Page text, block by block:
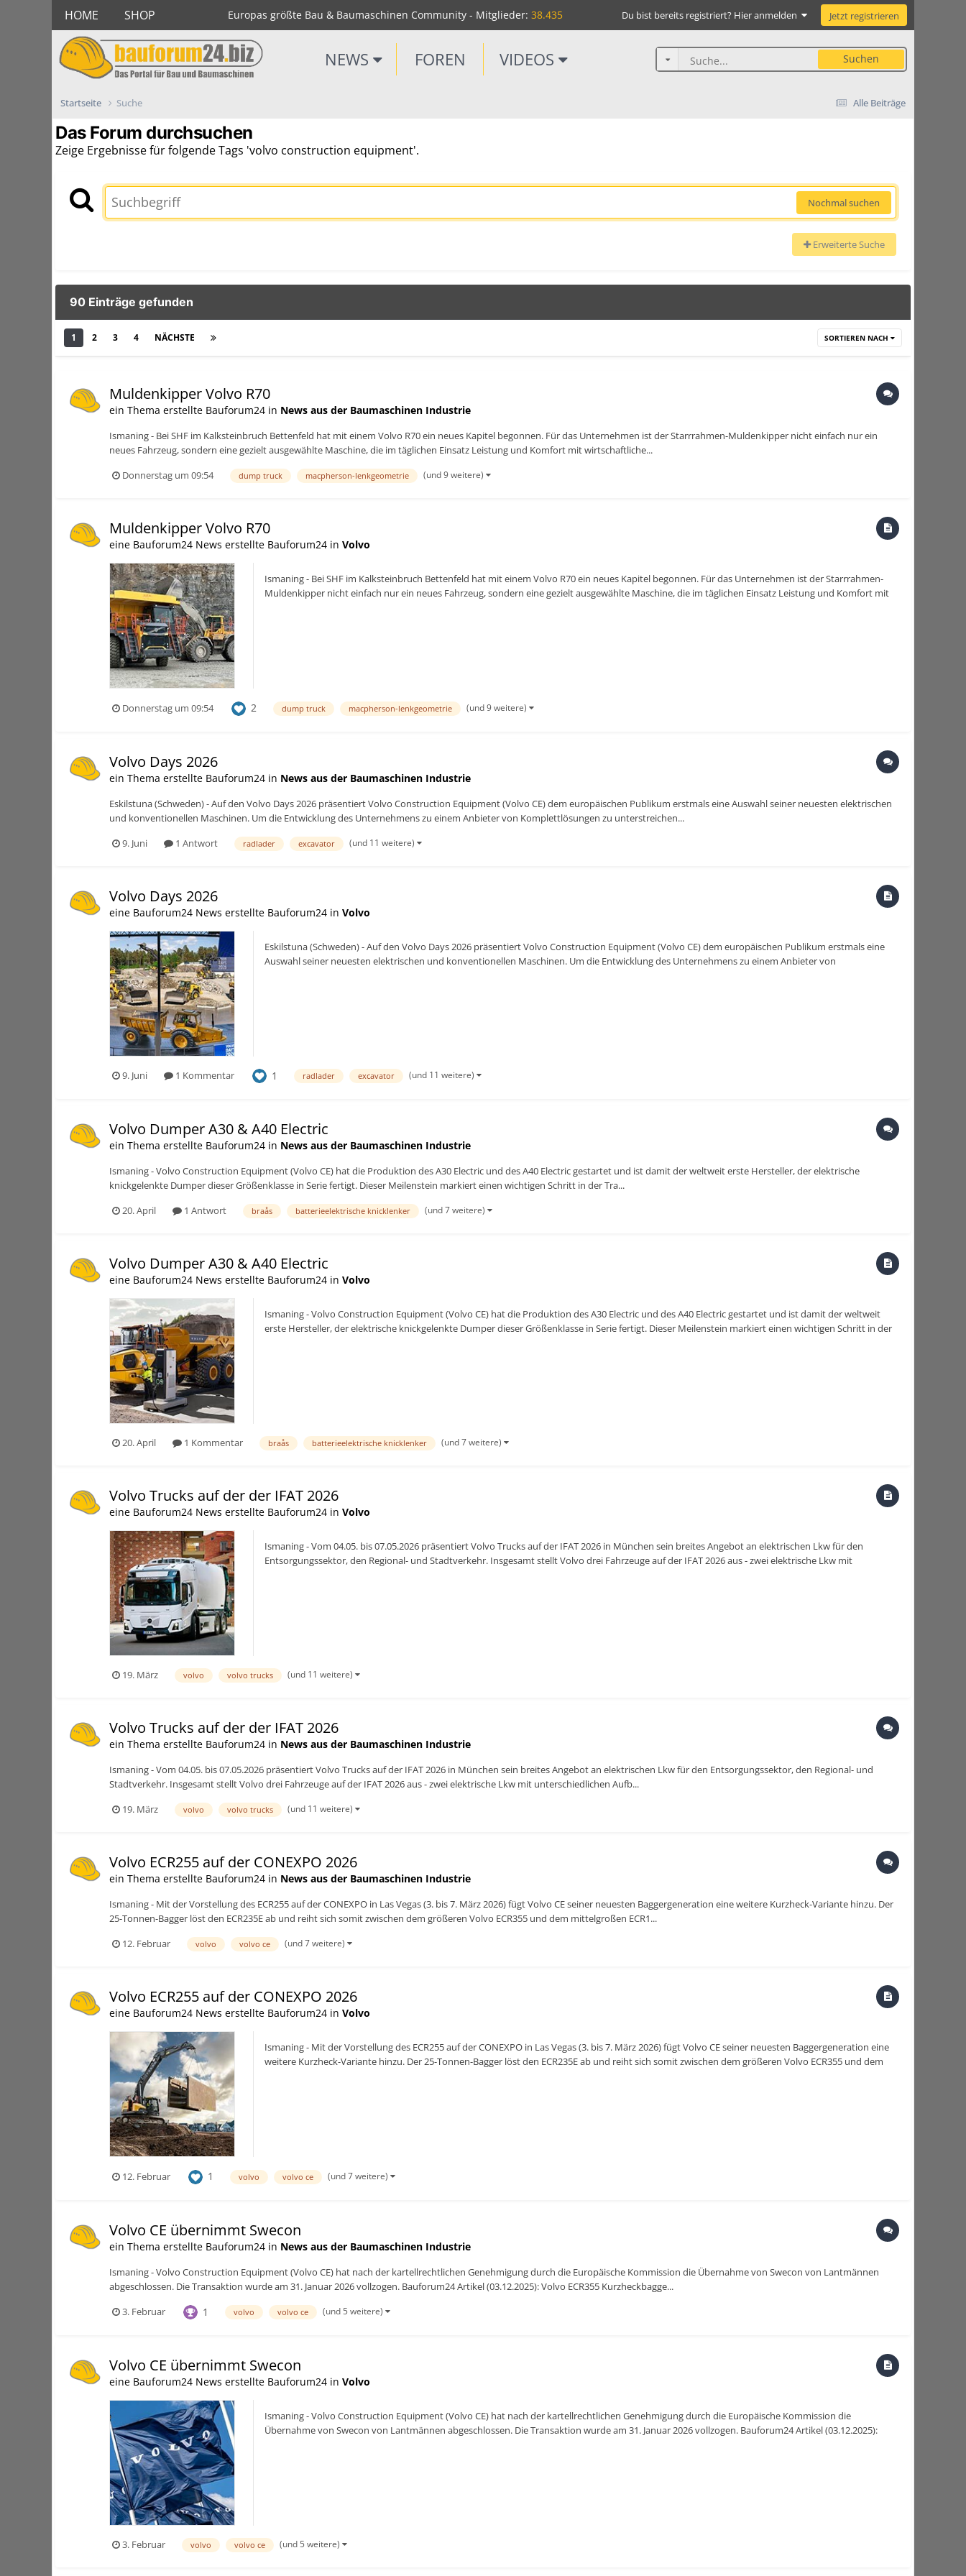
HOME SHOP Europas größte Bau & Baumaschinen Community - Mitglieder: 38.435 Du bist bereits registriert? Hier anmelden Jetzt registrieren
NEWS FOREN VIDEOS Suchen
Alle Beiträge
Startseite Suche
Das Forum durchsuchen
Zeige Ergebnisse für folgende Tags 'volvo construction equipment'.
Nochmal suchen
Erweiterte Suche
90 Einträge gefunden
1 2 3 4 NÄCHSTE SORTIEREN NACH
Muldenkipper Volvo R70
ein Thema erstellte Bauforum24 in News aus der Baumaschinen Industrie
Ismaning - Bei SHF im Kalksteinbruch Bettenfeld hat mit einem Volvo R70 ein neues Kapitel begonnen. Für das Unternehmen ist der Starrrahmen-Muldenkipper nicht einfach nur ein
neues Fahrzeug, sondern eine gezielt ausgewählte Maschine, die im täglichen Einsatz Leistung und Komfort mit wirtschaftliche...
Donnerstag um 09:54
dump truck macpherson-lenkgeometrie (und 9 weitere)
Muldenkipper Volvo R70
eine Bauforum24 News erstellte Bauforum24 in Volvo
Ismaning - Bei SHF im Kalksteinbruch Bettenfeld hat mit einem Volvo R70 ein neues Kapitel begonnen. Für das Unternehmen ist der Starrrahmen-
Muldenkipper nicht einfach nur ein neues Fahrzeug, sondern eine gezielt ausgewählte Maschine, die im täglichen Einsatz Leistung und Komfort mit
Donnerstag um 09:54 2 dump truck macpherson-lenkgeometrie (und 9 weitere)
Volvo Days 2026
ein Thema erstellte Bauforum24 in News aus der Baumaschinen Industrie
Eskilstuna (Schweden) - Auf den Volvo Days 2026 präsentiert Volvo Construction Equipment (Volvo CE) dem europäischen Publikum erstmals eine Auswahl seiner neuesten elektrischen
und konventionellen Maschinen. Um die Entwicklung des Unternehmens zu einem Anbieter von Komplettlösungen zu unterstreichen...
9. Juni
1 Antwort radlader excavator (und 11 weitere)
Volvo Days 2026
eine Bauforum24 News erstellte Bauforum24 in Volvo
Eskilstuna (Schweden) - Auf den Volvo Days 2026 präsentiert Volvo Construction Equipment (Volvo CE) dem europäischen Publikum erstmals eine
Auswahl seiner neuesten elektrischen und konventionellen Maschinen. Um die Entwicklung des Unternehmens zu einem Anbieter von
9. Juni 1 Kommentar 1 radlader excavator (und 11 weitere)
Volvo Dumper A30 & A40 Electric
ein Thema erstellte Bauforum24 in News aus der Baumaschinen Industrie
Ismaning - Volvo Construction Equipment (Volvo CE) hat die Produktion des A30 Electric und des A40 Electric gestartet und ist damit der weltweit erste Hersteller, der elektrische
knickgelenkte Dumper dieser Größenklasse in Serie fertigt. Dieser Meilenstein markiert einen wichtigen Schritt in der Tra...
20. April
1 Antwort braås batterieelektrische knicklenker (und 7 weitere)
Volvo Dumper A30 & A40 Electric
eine Bauforum24 News erstellte Bauforum24 in Volvo
Ismaning - Volvo Construction Equipment (Volvo CE) hat die Produktion des A30 Electric und des A40 Electric gestartet und ist damit der weltweit
erste Hersteller, der elektrische knickgelenkte Dumper dieser Größenklasse in Serie fertigt. Dieser Meilenstein markiert einen wichtigen Schritt in der
20. April 1 Kommentar braås batterieelektrische knicklenker (und 7 weitere)
Volvo Trucks auf der der IFAT 2026
eine Bauforum24 News erstellte Bauforum24 in Volvo
Ismaning - Vom 04.05. bis 07.05.2026 präsentiert Volvo Trucks auf der IFAT 2026 in München sein breites Angebot an elektrischen Lkw für den
Entsorgungssektor, den Regional- und Stadtverkehr. Insgesamt stellt Volvo drei Fahrzeuge auf der IFAT 2026 aus - zwei elektrische Lkw mit
19. März volvo volvo trucks (und 11 weitere)
Volvo Trucks auf der der IFAT 2026
ein Thema erstellte Bauforum24 in News aus der Baumaschinen Industrie
Ismaning - Vom 04.05. bis 07.05.2026 präsentiert Volvo Trucks auf der IFAT 2026 in München sein breites Angebot an elektrischen Lkw für den Entsorgungssektor, den Regional- und
Stadtverkehr. Insgesamt stellt Volvo drei Fahrzeuge auf der IFAT 2026 aus - zwei elektrische Lkw mit unterschiedlichen Aufb...
19. März
volvo volvo trucks (und 11 weitere)
Volvo ECR255 auf der CONEXPO 2026
ein Thema erstellte Bauforum24 in News aus der Baumaschinen Industrie
Ismaning - Mit der Vorstellung des ECR255 auf der CONEXPO in Las Vegas (3. bis 7. März 2026) fügt Volvo CE seiner neuesten Baggergeneration eine weitere Kurzheck-Variante hinzu. Der
25-Tonnen-Bagger löst den ECR235E ab und reiht sich somit zwischen dem größeren Volvo ECR355 und dem mittelgroßen ECR1...
12. Februar
volvo volvo ce (und 7 weitere)
Volvo ECR255 auf der CONEXPO 2026
eine Bauforum24 News erstellte Bauforum24 in Volvo
Ismaning - Mit der Vorstellung des ECR255 auf der CONEXPO in Las Vegas (3. bis 7. März 2026) fügt Volvo CE seiner neuesten Baggergeneration eine
weitere Kurzheck-Variante hinzu. Der 25-Tonnen-Bagger löst den ECR235E ab und reiht sich somit zwischen dem größeren Volvo ECR355 und dem
12. Februar 1 volvo volvo ce (und 7 weitere)
Volvo CE übernimmt Swecon
ein Thema erstellte Bauforum24 in News aus der Baumaschinen Industrie
Ismaning - Volvo Construction Equipment (Volvo CE) hat nach der kartellrechtlichen Genehmigung durch die Europäische Kommission die Übernahme von Swecon von Lantmännen
abgeschlossen. Die Transaktion wurde am 31. Januar 2026 vollzogen. Bauforum24 Artikel (03.12.2025): Volvo ECR355 Kurzheckbagge...
3. Februar
1 volvo volvo ce (und 5 weitere)
Volvo CE übernimmt Swecon
eine Bauforum24 News erstellte Bauforum24 in Volvo
Ismaning - Volvo Construction Equipment (Volvo CE) hat nach der kartellrechtlichen Genehmigung durch die Europäische Kommission die
Übernahme von Swecon von Lantmännen abgeschlossen. Die Transaktion wurde am 31. Januar 2026 vollzogen. Bauforum24 Artikel (03.12.2025):
3. Februar volvo volvo ce (und 5 weitere)